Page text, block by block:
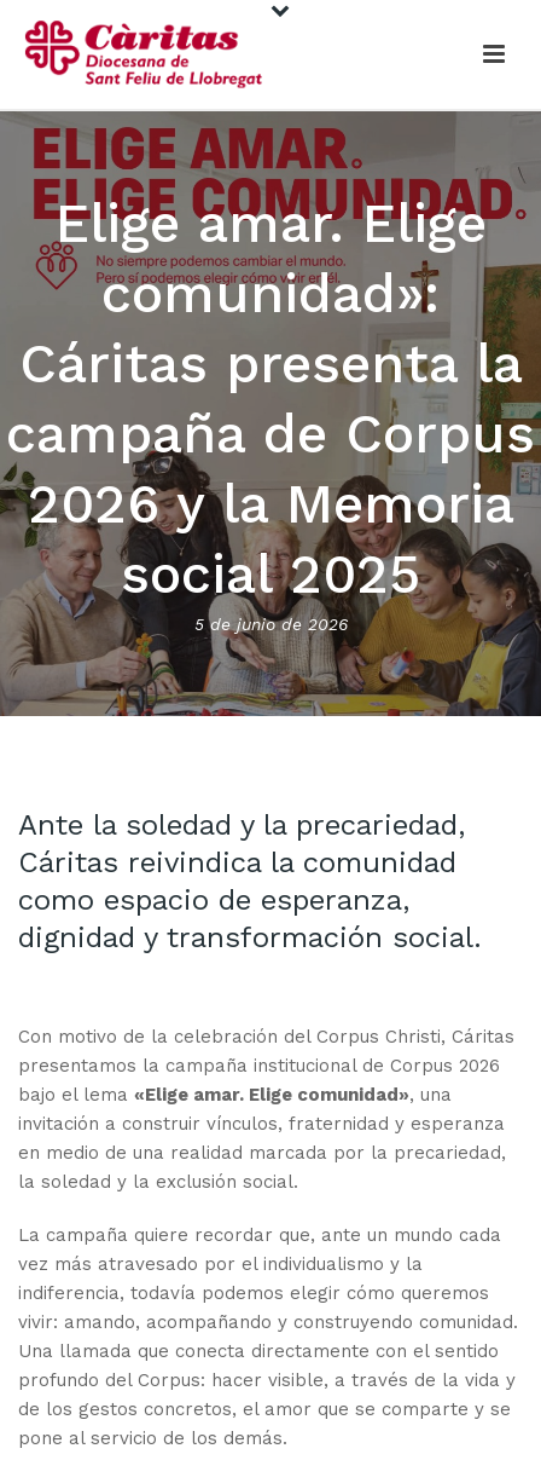
Elige amar. Elige
comunidad»:
Cáritas presenta la
campaña de Corpus
2026 y la Memoria
social 2025
5 de junio de 2026
Ante la soledad y la precariedad,
Cáritas reivindica la comunidad
como espacio de esperanza,
dignidad y transformación social.
Con motivo de la celebración del Corpus Christi, Cáritas
presentamos la campaña institucional de Corpus 2026
bajo el lema «Elige amar. Elige comunidad», una
invitación a construir vínculos, fraternidad y esperanza
en medio de una realidad marcada por la precariedad,
la soledad y la exclusión social.
La campaña quiere recordar que, ante un mundo cada
vez más atravesado por el individualismo y la
indiferencia, todavía podemos elegir cómo queremos
vivir: amando, acompañando y construyendo comunidad.
Una llamada que conecta directamente con el sentido
profundo del Corpus: hacer visible, a través de la vida y
de los gestos concretos, el amor que se comparte y se
pone al servicio de los demás.